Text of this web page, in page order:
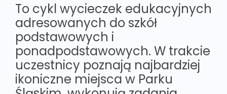
To cykl wycieczek edukacyjnych
adresowanych do szkół
podstawowych i
ponadpodstawowych. W trakcie
uczestnicy poznają najbardziej
ikoniczne miejsca w Parku